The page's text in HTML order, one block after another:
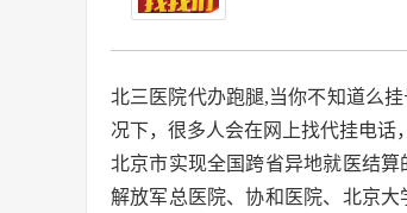
北三医院代办跑腿,当你不知道么
况下，很多人会在网上找代挂电话
北京市实现全国跨省异地就医结
解放军总医院、协和医院、北京